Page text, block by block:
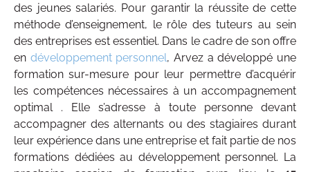
des jeunes salariés. Pour garantir la réussite de cette
méthode d’enseignement, le rôle des tuteurs au sein
des entreprises est essentiel. Dans le cadre de son offre
en développement personnel, Arvez a développé une
formation sur-mesure pour leur permettre d’acquérir
les compétences nécessaires à un accompagnement
optimal . Elle s’adresse à toute personne devant
accompagner des alternants ou des stagiaires durant
leur expérience dans une entreprise et fait partie de nos
formations dédiées au développement personnel. La